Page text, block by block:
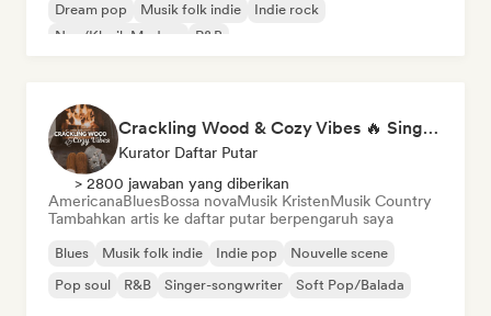
Dream pop
Musik folk indie
Indie rock
Neo/Klasik Modern
R&B
Crackling Wood & Cozy Vibes 🔥 Singer-Songwriter, Dream Pop & Bedroom Pop
Kurator Daftar Putar
> 2800 jawaban yang diberikan
AmericanaBluesBossa novaMusik KristenMusik Country
Tambahkan artis ke daftar putar berpengaruh saya
Blues Musik folk indie Indie pop
Nouvelle scene
Pop soul
R&B Singer-songwriter Soft Pop/Balada